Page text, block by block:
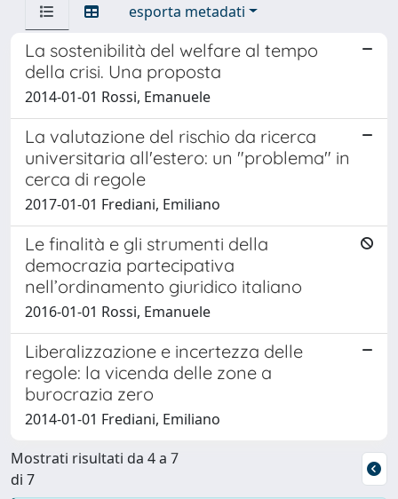
esporta metadati
La sostenibilità del welfare al tempo
della crisi. Una proposta
2014-01-01 Rossi, Emanuele
La valutazione del rischio da ricerca
universitaria all'estero: un "problema" in
cerca di regole
2017-01-01 Frediani, Emiliano
Le finalità e gli strumenti della
democrazia partecipativa
nell’ordinamento giuridico italiano
2016-01-01 Rossi, Emanuele
Liberalizzazione e incertezza delle
regole: la vicenda delle zone a
burocrazia zero
2014-01-01 Frediani, Emiliano
Mostrati risultati da 4 a 7
di 7